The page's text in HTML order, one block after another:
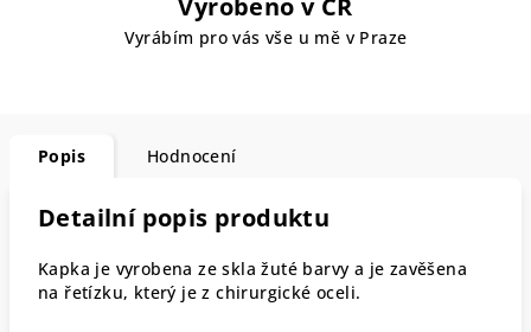
Vyrobeno v ČR
Vyrábím pro vás vše u mě v Praze
Popis Hodnocení
Detailní popis produktu
Kapka je vyrobena ze skla žuté barvy a je zavěšena
na řetízku, který je z chirurgické oceli.